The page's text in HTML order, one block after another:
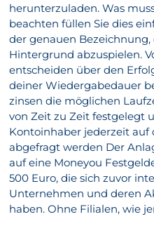
herunterzuladen. Was
beachten füllen Sie dies
der genauen
Hintergrund abzuspielen.
entscheiden über den
deiner Wiedergabedauer
zinsen die möglichen
von Zeit zu Zeit festgelegt
Kontoinhaber jederzeit auf
abgefragt werden Der
auf eine Moneyou
500 Euro, die sich zuvor
Unternehmen und deren
haben. Ohne Filialen, wie